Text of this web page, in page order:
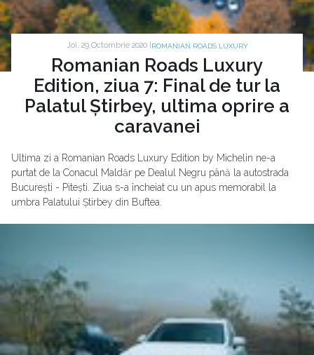
Joi, 29 Octombrie 2020 | ROMANIAN ROADS LUXURY
Romanian Roads Luxury
Edition, ziua 7: Final de tur la
Palatul Știrbey, ultima oprire a
caravanei
Ultima zi a Romanian Roads Luxury Edition by Michelin ne-a
purtat de la Conacul Maldăr pe Dealul Negru până la autostrada
București - Pitești. Ziua s-a încheiat cu un apus memorabil la
umbra Palatului Știrbey din Buftea.